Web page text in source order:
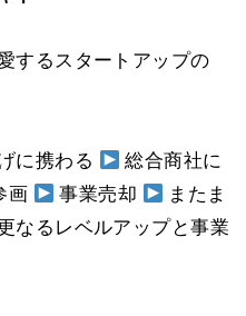
するスタートアップの
に携わる
総合商社に
画 事業売却
またま
なるレベルアップと事業